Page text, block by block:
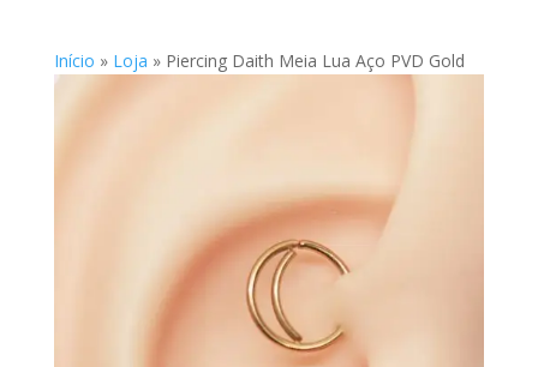
Início » Loja » Piercing Daith Meia Lua Aço PVD Gold